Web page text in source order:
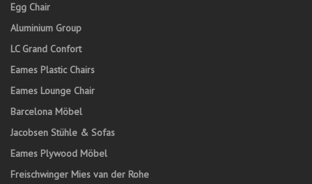
Egg Chair
Aluminium Group
LC Grand Confort
Eames Plastic Chairs
Eames Lounge Chair
Barcelona Möbel
Jacobsen Stühle & Sofas
Eames Plywood Möbel
Freischwinger Mies van der Rohe